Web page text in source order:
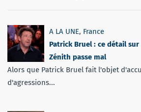
A LA UNE, France
Patrick Bruel : ce détail
Zénith passe mal
Alors que Patrick Bruel fait l'objet
d'agressions...